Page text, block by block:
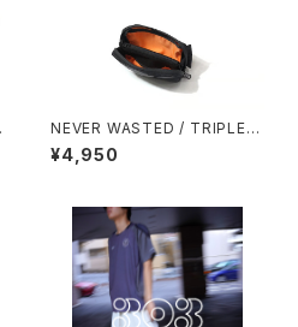
NEVER WASTED / TRIPLEY
ES（MA-1）
¥4,950